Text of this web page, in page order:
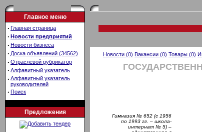
Главное меню
· Главная страница
· Новости предприятий
· Новости бизнеса
· Доска объявлений (34562)
· Отраслевой рубрикатор
· Алфавитный указатель
· Алфавитный указатель
руководителей
· Поиск
Предложения
Новости (0) Вакансии (0) Товары (0)
Гимназия № 652 (с 1956
по 1993 гг. – школа-
интернат № 5) –